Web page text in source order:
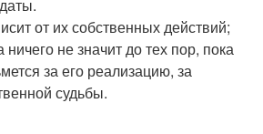
от их собственных действий;
не значит до тех пор, пока
за его реализацию, за
судьбы.